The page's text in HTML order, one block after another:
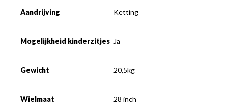
Aandrijving Ketting
Mogelijkheid kinderzitjes Ja
Gewicht 20,5kg
Wielmaat 28 inch